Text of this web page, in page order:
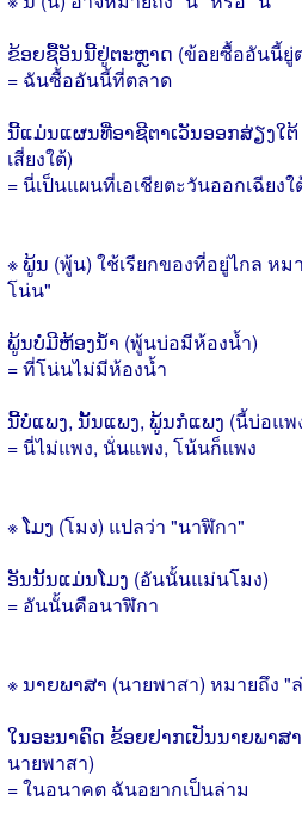
ຂ້ອຍຊື້ອັນນີ້ຢູ່ຕະຫຼາດ (ข้อยซื้ออันนี้ยู่
= ฉันซื้ออันนี้ที่ตลาด
ນີ້ແມ່ນແຜນທີ່ອາຊີຕາເວັນອອກສ່ຽງໃ
เสี่ยงใต้)
= นี่เป็นแผนที่เอเชียตะวันออกเฉียงใ
※ ພູ້ນ (พู้น) ใช้เรียกของที่อยู่ไกล ห
โน่น"
ພູ້ນບໍ່ມີຫ້ອງນ້ຳ (พู้นบ่อมีห้องน้ำ)
= ที่โน่นไม่มีห้องน้ำ
ນີ້ບໍ່ແພງ, ນັ້ນແພງ, ພູ້ນກໍແພງ (นี้บ่อแพ
= นี่ไม่แพง, นั่นแพง, โน้นก็แพง
※ ໂມງ (โมง) แปลว่า "นาฬิกา"
ອັນນັ້ນແມ່ນໂມງ (อันนั้นแม่นโมง)
= อันนั้นคือนาฬิกา
※ ນາຍພາສາ (นายพาสา) หมายถึง "
ໃນອະນາຄົດ ຂ້ອຍຢາກເປັນນາຍພາສ
นายพาสา)
= ในอนาคต ฉันอยากเป็นล่าม